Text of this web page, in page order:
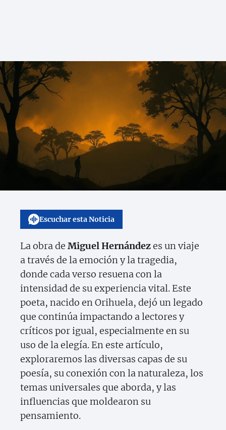
Escuchar esta Noticia
La obra de Miguel Hernándezes un viaje
a través de la emoción y la tragedia,
donde cada verso resuena con la
intensidad de su experiencia vital. Este
poeta, nacido en Orihuela, dejó un legado
que continúa impactando a lectores y
críticos por igual, especialmente en su
uso de la elegía. En este artículo,
exploraremos las diversas capas de su
poesía, su conexión con la naturaleza, los
temas universales que aborda, y las
influencias que moldearon su
pensamiento.